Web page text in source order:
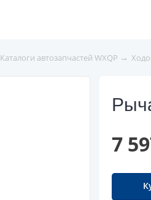
Каталоги автозапчастей WXQP →
7